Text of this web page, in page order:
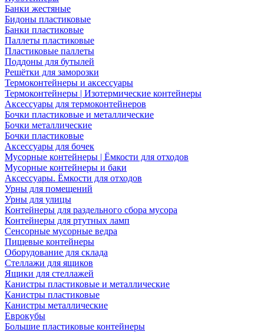
Банки жестяные
Бидоны пластиковые
Банки пластиковые
Паллеты пластиковые
Пластиковые паллеты
Поддоны для бутылей
Решётки для заморозки
Термоконтейнеры и аксессуары
Термоконтейнеры | Изотермические контейнеры
Аксессуары для термоконтейнеров
Бочки пластиковые и металлические
Бочки металлические
Бочки пластиковые
Аксессуары для бочек
Мусорные контейнеры | Ёмкости для отходов
Мусорные контейнеры и баки
Аксессуары. Ёмкости для отходов
Урны для помещений
Урны для улицы
Контейнеры для раздельного сбора мусора
Контейнеры для ртутных ламп
Сенсорные мусорные ведра
Пищевые контейнеры
Оборудование для склада
Стеллажи для ящиков
Ящики для стеллажей
Канистры пластиковые и металлические
Канистры пластиковые
Канистры металлические
Еврокубы
Большие пластиковые контейнеры